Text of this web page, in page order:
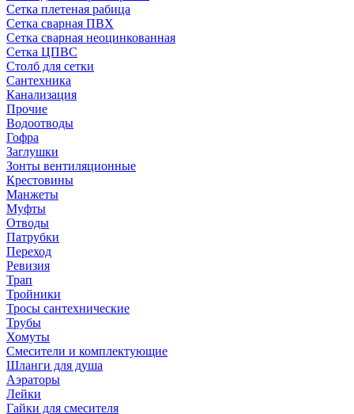
Сетка плетеная рабица
Сетка сварная ПВХ
Сетка сварная неоцинкованная
Сетка ЦПВС
Столб для сетки
Сантехника
Канализация
Прочие
Водоотводы
Гофра
Заглушки
Зонты вентиляционные
Крестовины
Манжеты
Муфты
Отводы
Патрубки
Переход
Ревизия
Трап
Тройники
Тросы сантехнические
Трубы
Хомуты
Смесители и комплектующие
Шланги для душа
Аэраторы
Лейки
Гайки для смесителя